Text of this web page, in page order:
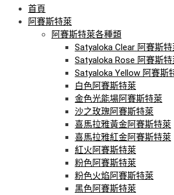
首頁
阿賽斯特萊
阿賽斯特萊各種類
Satyaloka Clear 阿賽斯
Satyaloka Rose 阿賽斯
Satyaloka Yellow 阿賽斯
白色阿賽斯特萊
金色光能場阿賽斯特萊
沙之玫瑰阿賽斯特萊
喜馬拉雅黃金阿賽斯特萊
喜馬拉雅紅金阿賽斯特萊
紅火阿賽斯特萊
粉色阿賽斯特萊
粉色火焰阿賽斯特萊
黑色阿賽斯特萊